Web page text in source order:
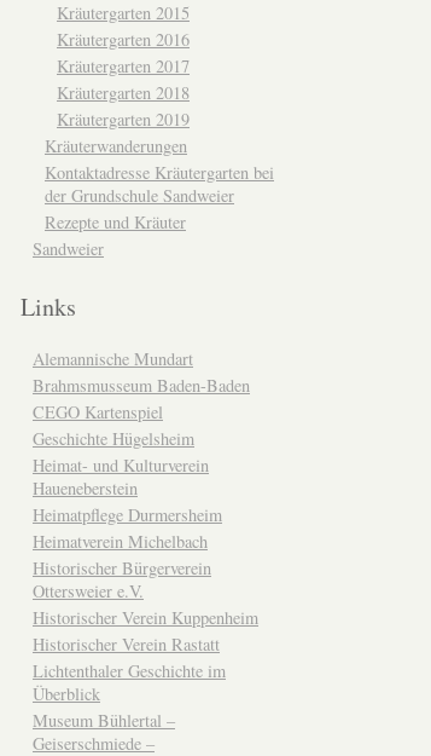
Kräutergarten 2015
Kräutergarten 2016
Kräutergarten 2017
Kräutergarten 2018
Kräutergarten 2019
Kräuterwanderungen
Kontaktadresse Kräutergarten bei
der Grundschule Sandweier
Rezepte und Kräuter
Sandweier
Links
Alemannische Mundart
Brahmsmusseum Baden-Baden
CEGO Kartenspiel
Geschichte Hügelsheim
Heimat- und Kulturverein
Haueneberstein
Heimatpflege Durmersheim
Heimatverein Michelbach
Historischer Bürgerverein
Ottersweier e.V.
Historischer Verein Kuppenheim
Historischer Verein Rastatt
Lichtenthaler Geschichte im
Überblick
Museum Bühlertal –
Geiserschmiede –